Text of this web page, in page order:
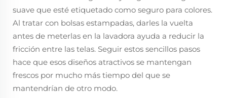
suave que esté etiquetado como seguro para colores.
Al tratar con bolsas estampadas, darles la vuelta
antes de meterlas en la lavadora ayuda a reducir la
fricción entre las telas. Seguir estos sencillos pasos
hace que esos diseños atractivos se mantengan
frescos por mucho más tiempo del que se
mantendrían de otro modo.